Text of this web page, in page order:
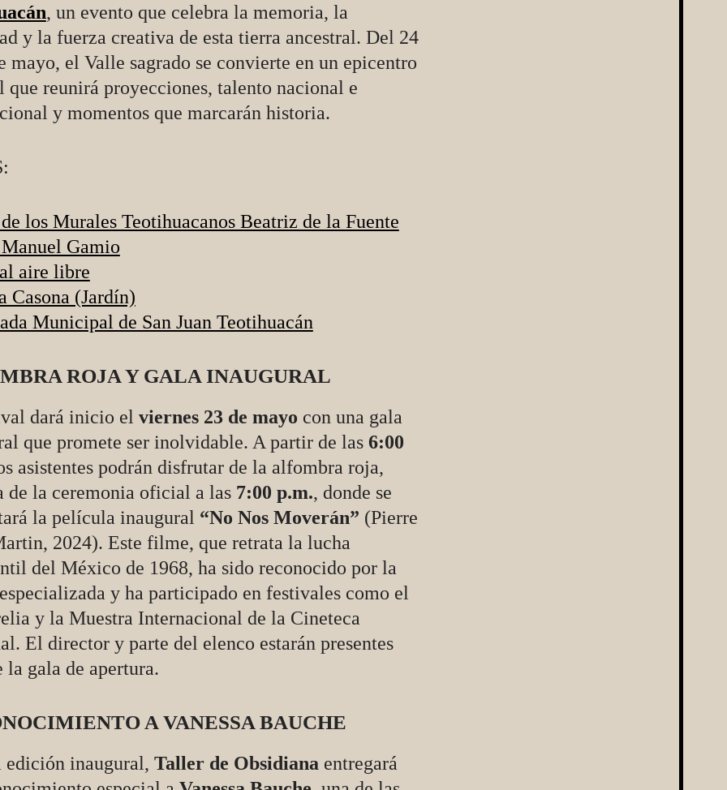
, un evento que celebra la memoria, la
y la fuerza creativa de esta tierra ancestral. Del 24
mayo, el Valle sagrado se convierte en un epicentro
que reunirá proyecciones, talento nacional e
y momentos que marcarán historia.
los Murales Teotihuacanos Beatriz de la Fuente
Gamio
aire libre
Casona (Jardín)
Municipal de San Juan Teotihuacán
ROJA Y GALA INAUGURAL
dará inicio el viernes 23 de mayo con una gala
que promete ser inolvidable. A partir de las 6:00
asistentes podrán disfrutar de la alfombra roja,
de la ceremonia oficial a las 7:00 p.m., donde se
la película inaugural “No Nos Moverán” (Pierre
2024). Este filme, que retrata la lucha
del México de 1968, ha sido reconocido por la
y ha participado en festivales como el
y la Muestra Internacional de la Cineteca
El director y parte del elenco estarán presentes
la gala de apertura.
A VANESSA BAUCHE
edición inaugural, Taller de Obsidiana entregará